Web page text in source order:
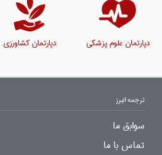
دپارتمان علوم پزشکی دپارتمان کشاورزی
ترجمه البرز
سوابق ما
تماس با ما